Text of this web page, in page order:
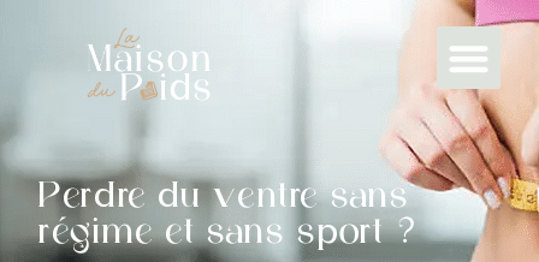
Perdre du ventre sans
régime et sans sport ?